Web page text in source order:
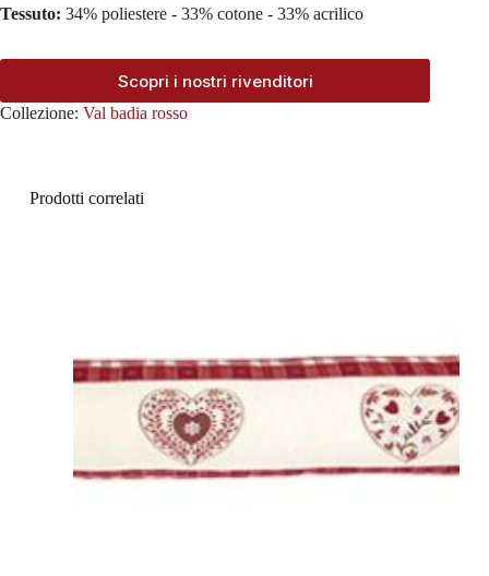
Tessuto: 34% poliestere - 33% cotone - 33% acrilico
Scopri i nostri rivenditori
Collezione: Val badia rosso
Prodotti correlati